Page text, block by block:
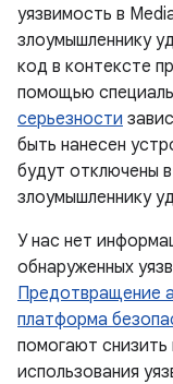
уязвимость в
злоумышленнику
код в контексте
помощью
серьезности
быть нанесен
будут отключены
злоумышленнику
У нас нет
обнаруженных
Предотвращение
платформа
помогают снизить
использования